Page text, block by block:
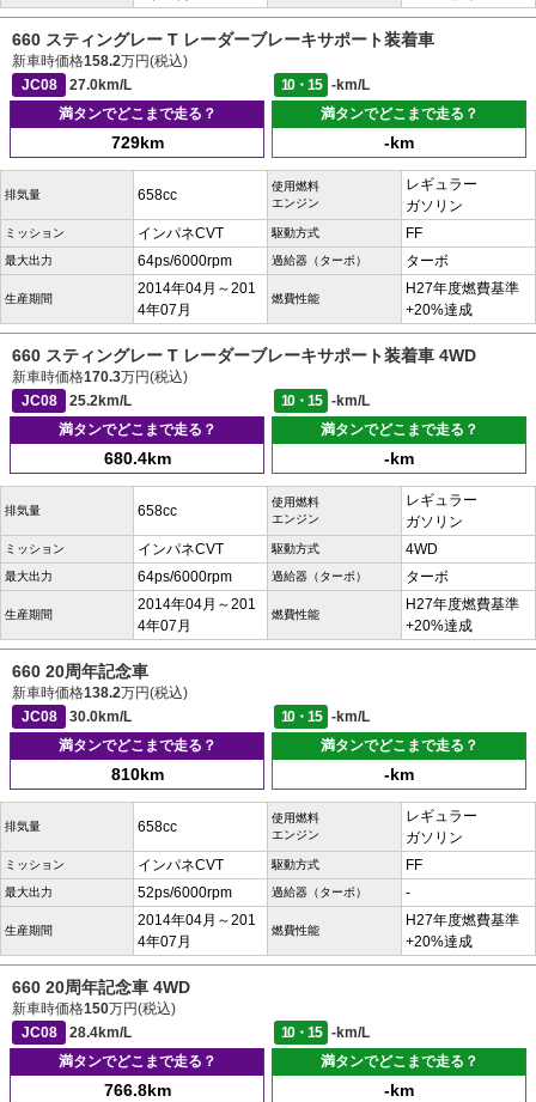
660 スティングレー T レーダーブレーキサポート装着車
新車時価格158.2万円(税込)
JC08
27.0km/L 10・15
-km/L
満タンでどこまで走る？
729km
満タンでどこまで走る？
-km
排気量 658cc
使用燃料
エンジン
レギュラー
ガソリン
ミッション インパネCVT 駆動方式 FF
最大出力 64ps/6000rpm 過給器（ターボ） ターボ
生産期間
2014年04月～201
4年07月
燃費性能
H27年度燃費基準
+20%達成
660 スティングレー T レーダーブレーキサポート装着車 4WD
新車時価格170.3万円(税込)
JC08
25.2km/L 10・15
-km/L
満タンでどこまで走る？
680.4km
満タンでどこまで走る？
-km
排気量 658cc
使用燃料
エンジン
レギュラー
ガソリン
ミッション インパネCVT 駆動方式 4WD
最大出力 64ps/6000rpm 過給器（ターボ） ターボ
生産期間
2014年04月～201
4年07月
燃費性能
H27年度燃費基準
+20%達成
660 20周年記念車
新車時価格138.2万円(税込)
JC08
30.0km/L 10・15
-km/L
満タンでどこまで走る？
810km
満タンでどこまで走る？
-km
排気量 658cc
使用燃料
エンジン
レギュラー
ガソリン
ミッション インパネCVT 駆動方式 FF
最大出力 52ps/6000rpm 過給器（ターボ） -
生産期間
2014年04月～201
4年07月
燃費性能
H27年度燃費基準
+20%達成
660 20周年記念車 4WD
新車時価格150万円(税込)
JC08
28.4km/L 10・15
-km/L
満タンでどこまで走る？
766.8km
満タンでどこまで走る？
-km